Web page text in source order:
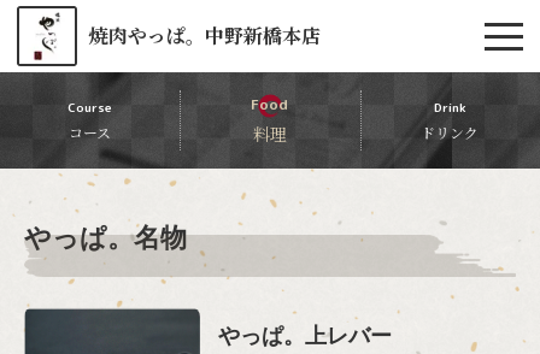
焼肉やっぱ。中野新橋本店
Course
コース
Food
料理
Drink
ドリンク
やっぱ。名物
やっぱ。上レバー